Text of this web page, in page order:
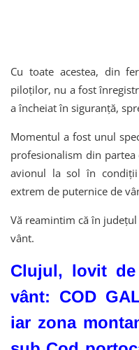
Cu toate acestea, din
piloților, nu a fost
a încheiat în siguranță,
Momentul a fost unul
profesionalism din partea
avionul la sol în
extrem de puternice de
Vă reamintim că în
vânt.
Clujul, lovit
vânt: COD
iar zona